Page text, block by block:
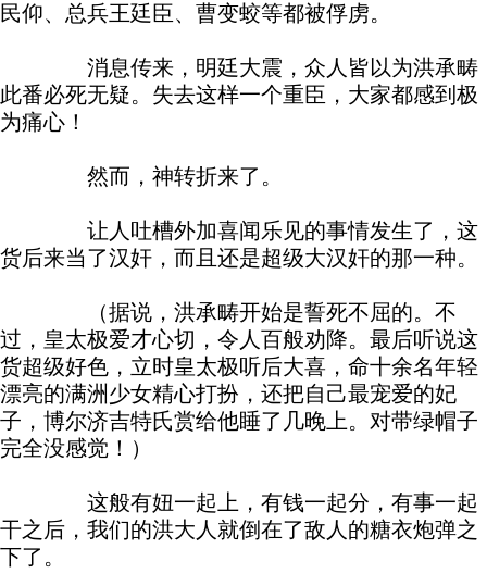
民仰、总兵王廷臣、曹变蛟等都被俘虏。
消息传来，明廷大震，众人皆以为洪承畴
此番必死无疑。失去这样一个重臣，大家都感到极
为痛心！
然而，神转折来了。
让人吐槽外加喜闻乐见的事情发生了，这
货后来当了汉奸，而且还是超级大汉奸的那一种。
（据说，洪承畴开始是誓死不屈的。不
过，皇太极爱才心切，令人百般劝降。最后听说这
货超级好色，立时皇太极听后大喜，命十余名年轻
漂亮的满洲少女精心打扮，还把自己最宠爱的妃
子，博尔济吉特氏赏给他睡了几晚上。对带绿帽子
完全没感觉！）
这般有妞一起上，有钱一起分，有事一起
干之后，我们的洪大人就倒在了敌人的糖衣炮弹之
下了。